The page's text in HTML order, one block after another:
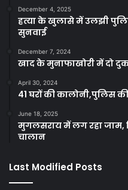
December 4, 2025
हत्या के खुलासे में उलझी
सुनवाई
December 7, 2024
खाद के मुनाफाखोरी में दो
April 30, 2024
41 घरों की कालोनी,पुलिस
June 18, 2025
मुगलसराय में लग रहा जाम,
चालान
Last Modified Posts